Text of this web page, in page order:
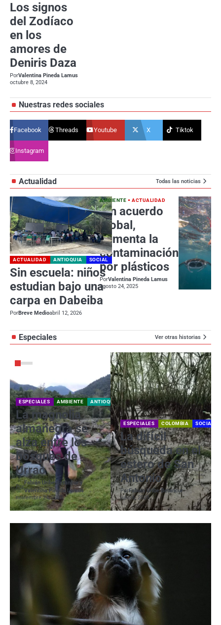
Los signos
del Zodíaco
en los
amores de
Deniris Daza
PorValentina Pineda Lamus
octubre 8, 2024
Nuestras redes sociales
Facebook Threads Youtube X Tiktok
Instagram
Actualidad Todas las noticias
ACTUALIDAD ANTIOQUIA SOCIAL
Sin escuela: niños
estudian bajo una
carpa en Dabeiba
PorBreve Medioabril 12, 2026
AMBIENTE ACTUALIDAD
Sin acuerdo
global,
aumenta la
contaminación
por plásticos
PorValentina Pineda Lamus
agosto 24, 2025
Especiales Ver otras historias
ESPECIALES AMBIENTE ANTIOQUIA
La magnolia
almanegra se
alza entre los
bosques de
Urrao
Por
Fabián Uribe Betancur y
Valentina Pineda Lamus
noviembre 24, 2025
ESPECIALES COLOMBIA SOCIAL
La difícil
búsqueda en el
estero de San
Antonio
PorFabián Uribe Betancur
julio 6, 2025